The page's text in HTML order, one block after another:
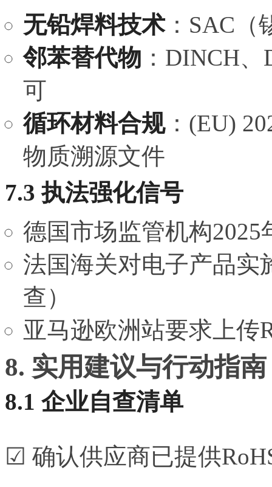
无铅焊料技术：SAC（
邻苯替代物 ：DINCH
可
循环材料合规：(EU)
物质溯源文件
7.3 执法强化信号
德国市场监管机构2025
法国海关对电子产品实
查）
亚马逊欧洲站要求上传
8. 实用建议与行动指南
8.1 企业自查清单
☑ 确认供应商已提供